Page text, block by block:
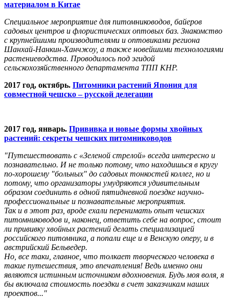
материалом в Китае
Специальное мероприятие для питомниководов, байеров
садовых центров и флористических оптовых баз. Знакомство
с крупнейшими производителями и оптовиками региона
Шанхай-Нанкин-Ханчжоу, а также новейшими технологиями
растениеводства. Проводилось под эгидой
сельскохозяйственного департамента ТПП КНР.
2017 год, октябрь. Питомники растений Япония для
совместной чешско – русской делегации
2017 год, январь. Прививка и новые формы хвойных
растений: секреты чешских питомниководов
"Путешествовать с «Зеленой стрелой» всегда интересно и
познавательно. И не только потому, что находишься в кругу
по-хорошему "больных" до садовых тонкостей коллег, но и
потому, что организаторы умудряются удивительным
образом соединить в одной пятидневной поездке научно-
профессиональные и познавательные мероприятия.
Так и в этот раз, вроде ехали перенимать опыт чешских
питомниководов и, наконец, ответить себе на вопрос, стоит
ли прививку хвойных растений делать специализацией
российского питомника, а попали еще и в Венскую оперу, и в
австрийский Бельведер.
Но, все таки, главное, что толкает творческого человека в
такие путешествия, это впечатления! Ведь именно они
являются истинным источником вдохновения. Будь моя воля, я
бы включала стоимость поездки в счет заказчикам наших
проектов..."